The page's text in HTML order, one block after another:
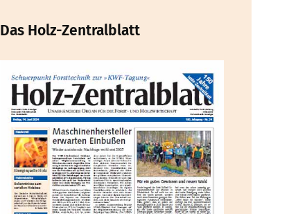
Das Holz-Zentralblatt